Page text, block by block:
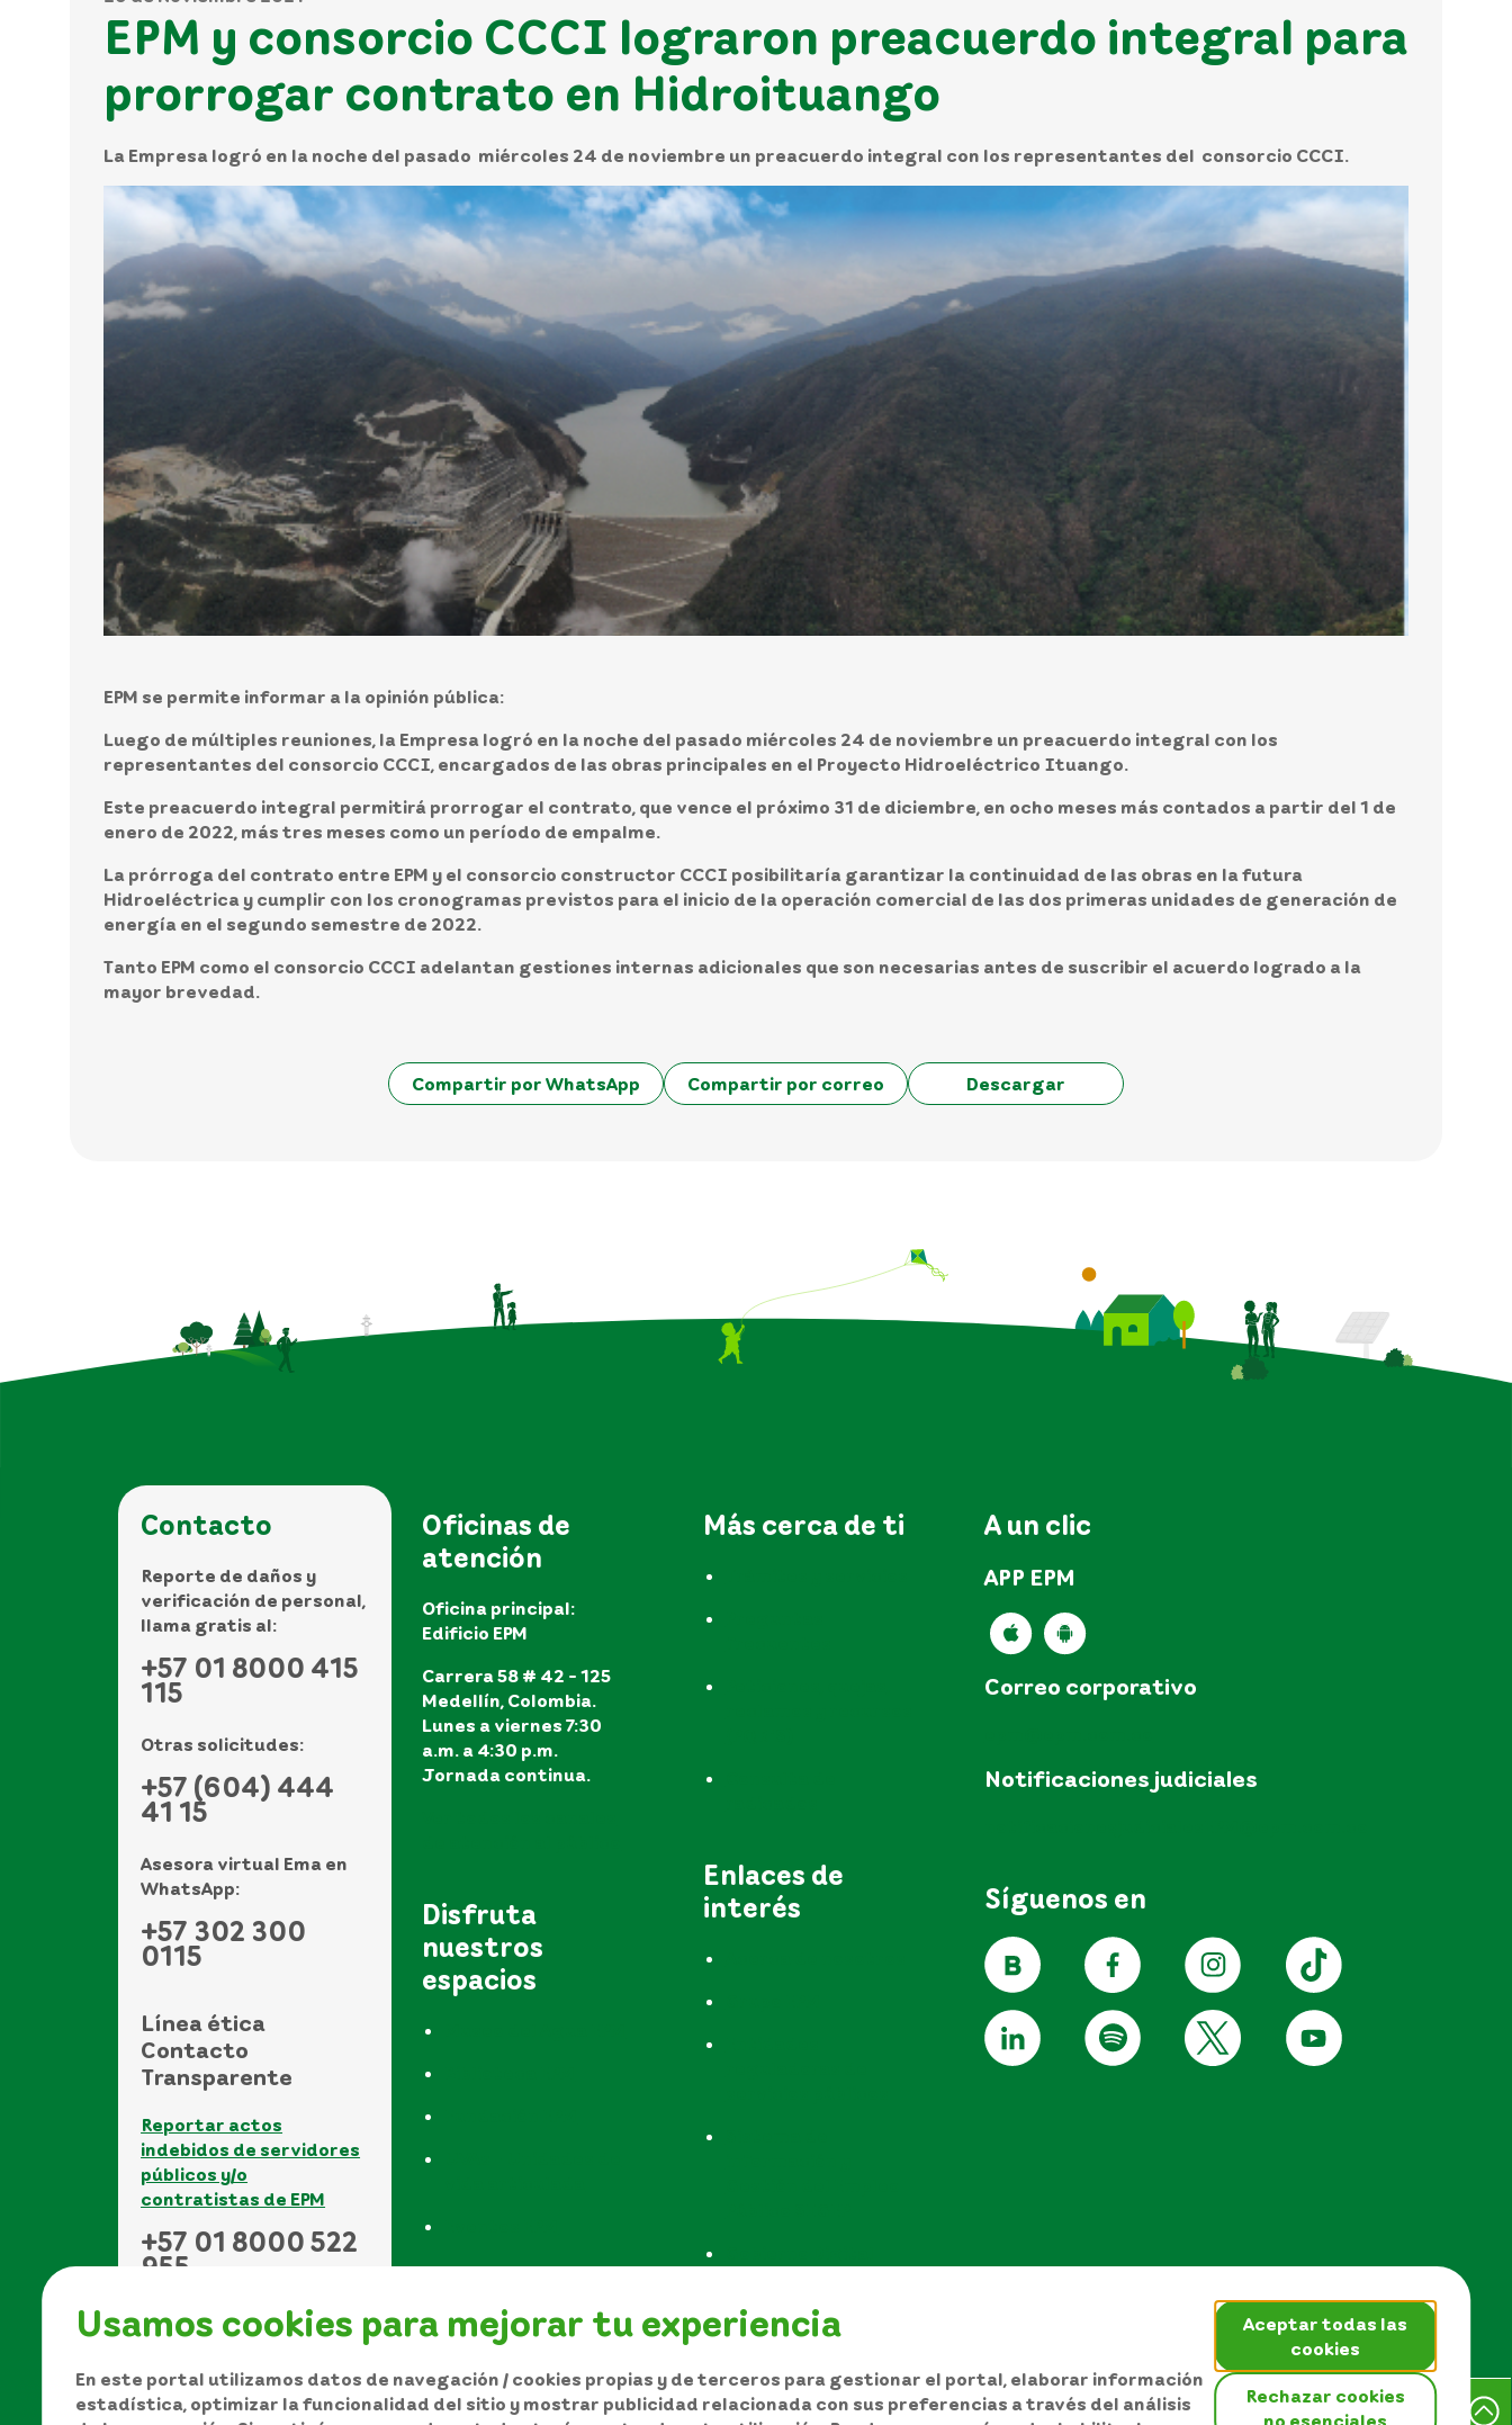
EPM y consorcio CCCI lograron preacuerdo integral para
prorrogar contrato en Hidroituango
La Empresa logró en la noche del pasado miércoles 24 de noviembre un preacuerdo integral con los representantes del consorcio CCCI.
EPM se permite informar a la opinión pública:
Luego de múltiples reuniones, la Empresa logró en la noche del pasado miércoles 24 de noviembre un preacuerdo integral con los
representantes del consorcio CCCI, encargados de las obras principales en el Proyecto Hidroeléctrico Ituango.
Este preacuerdo integral permitirá prorrogar el contrato, que vence el próximo 31 de diciembre, en ocho meses más contados a partir del 1 de
enero de 2022, más tres meses como un período de empalme.
La prórroga del contrato entre EPM y el consorcio constructor CCCI posibilitaría garantizar la continuidad de las obras en la futura
Hidroeléctrica y cumplir con los cronogramas previstos para el inicio de la operación comercial de las dos primeras unidades de generación de
energía en el segundo semestre de 2022.
Tanto EPM como el consorcio CCCI adelantan gestiones internas adicionales que son necesarias antes de suscribir el acuerdo logrado a la
mayor brevedad.
Compartir por WhatsApp Compartir por correo Descargar
Usamos cookies para mejorar tu experiencia
En este portal utilizamos datos de navegación / cookies propias y de terceros para gestionar el portal, elaborar información
estadística, optimizar la funcionalidad del sitio y mostrar publicidad relacionada con sus preferencias a través del análisis
Aceptar todas las
cookies
Rechazar cookies
no esenciales
Contacto
Reporte de daños y
verificación de personal,
llama gratis al:
+57 01 8000 415
115
Otras solicitudes:
+57 (604) 444
41 15
Asesora virtual Ema en
WhatsApp:
+57 302 300
0115
Línea ética
Contacto
Transparente
Reportar actos
indebidos de servidores
públicos y/o
contratistas de EPM
+57 01 8000 522
955
Oficinas de
atención
Oficina principal:
Edificio EPM
Carrera 58 # 42 - 125
Medellín, Colombia.
Lunes a viernes 7:30
a.m. a 4:30 p.m.
Jornada continua.
Disfruta
nuestros
espacios
Más cerca de ti
Enlaces de
interés
A un clic
APP EPM
Correo corporativo
Notificaciones judiciales
Síguenos en